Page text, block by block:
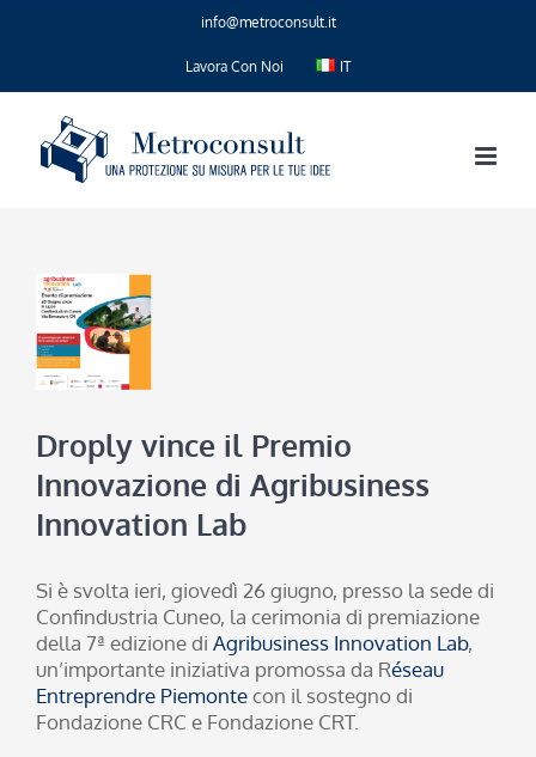
info@metroconsult.it
Lavora Con Noi IT
Droply vince il Premio
Innovazione di Agribusiness
Innovation Lab
Si è svolta ieri, giovedì 26 giugno, presso la sede di
Confindustria Cuneo, la cerimonia di premiazione
della 7ª edizione di Agribusiness Innovation Lab,
un’importante iniziativa promossa da Réseau
Entreprendre Piemontecon il sostegno di
Fondazione CRC e Fondazione CRT.